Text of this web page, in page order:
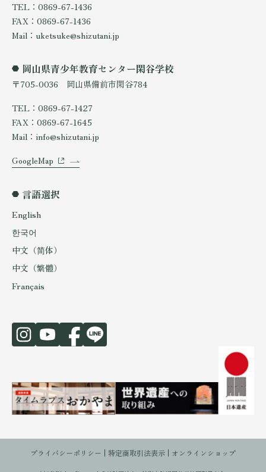
TEL：0869-67-1436
FAX：0869-67-1436
Mail：uketsuke@shizutani.jp
岡山県青少年教育センター閑谷学校
〒705-0036 岡山県備前市閑谷784
TEL：0869-67-1427
FAX：0869-67-1645
Mail：info@shizutani.jp
GoogleMap
言語選択
English
한국어
中文（简体）
中文（繁體）
Français
プライバシーポリシー 特定商取引法表示 オンラインショップ